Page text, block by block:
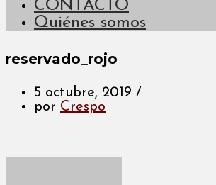
CONTACTO
Quiénes somos
reservado_rojo
5 octubre, 2019 /
por Crespo